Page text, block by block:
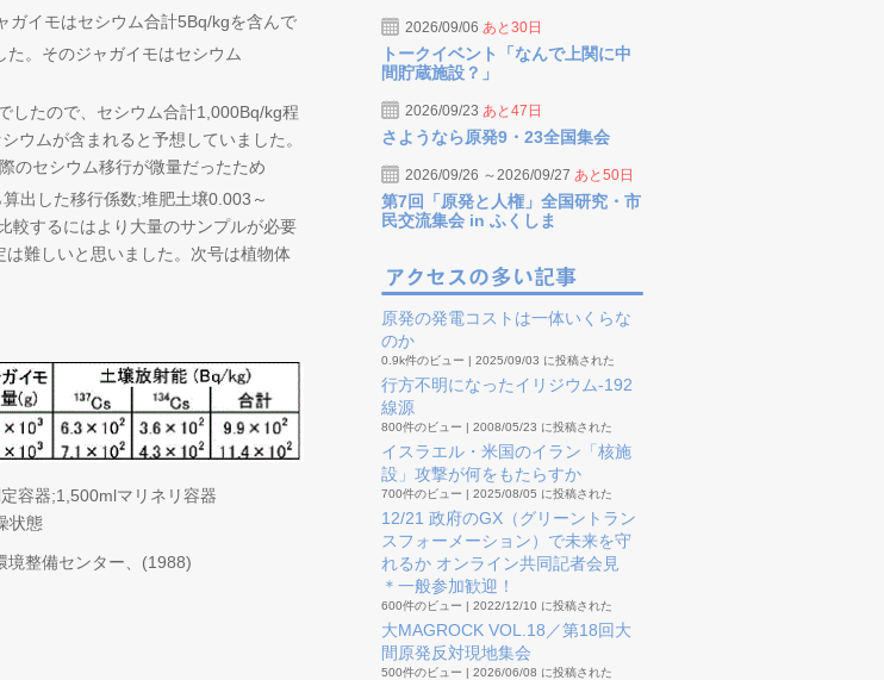
ガイモはセシウム合計5Bq/kgを含んで
た。そのジャガイモはセシウム
したので、セシウム合計1,000Bq/kg程
ウムが含まれると予想していました。
のセシウム移行が微量だったため
出した移行係数;堆肥土壌0.003～
較するにはより大量のサンプルが必要
難しいと思いました。次号は植物体
容器;1,500mlマリネリ容器
状態
境整備センター、(1988)
2026/09/06 あと30日
トークイベント「なんで上関に中
間貯蔵施設？」
2026/09/23 あと47日
さようなら原発9・23全国集会
2026/09/26 ～2026/09/27 あと50日
第7回「原発と人権」全国研究・市
民交流集会 in ふくしま
原発の発電コストは一体いくらな
のか
0.9k件のビュー | 2025/09/03 に投稿された
行方不明になったイリジウム-192
線源
800件のビュー | 2008/05/23 に投稿された
イスラエル・米国のイラン「核施
設」攻撃が何をもたらすか
700件のビュー | 2025/08/05 に投稿された
12/21 政府のGX（グリーントラン
スフォーメーション）で未来を守
れるか オンライン共同記者会見
＊一般参加歓迎！
600件のビュー | 2022/12/10 に投稿された
大MAGROCK VOL.18／第18回大
間原発反対現地集会
500件のビュー | 2026/06/08 に投稿された